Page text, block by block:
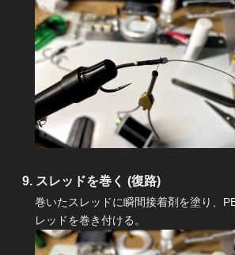
スレッドを巻く (復路)
巻いたスレッドに瞬間接着剤を塗り、
レッドを巻き付ける。